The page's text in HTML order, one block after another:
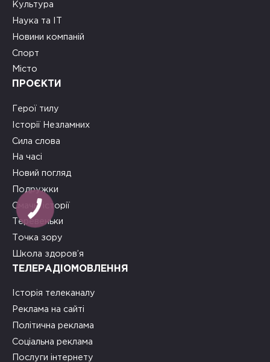
Культура
Наука та ІТ
Новини компаній
Спорт
Місто
ПРОЄКТИ
Герої тилу
Історії Незламних
Сила слова
На часі
Новий погляд
Подружки
Смачні історії
Теревеньки
Точка зору
Школа здоров’я
ТЕЛЕРАДІОМОВЛЕННЯ
Історія телеканалу
Реклама на сайті
Політична реклама
Соціальна реклама
Послуги інтернету